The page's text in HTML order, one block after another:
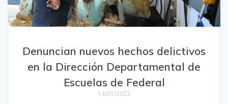
Denuncian nuevos hechos delictivos
en la Dirección Departamental de
Escuelas de Federal
14/01/2023